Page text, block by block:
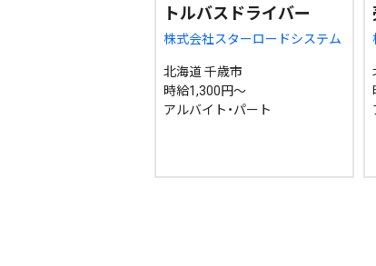
トルバスドライバー
株式会社スターロードシステム
北海道 千歳市
時給1,300円～
アルバイト・パート